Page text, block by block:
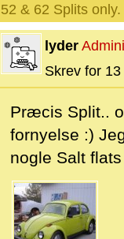
52 & 62 Splits
lyder
Skrev for
Præcis Split..
fornyelse :)
nogle Salt